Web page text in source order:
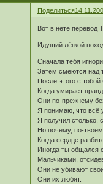
Поделиться
Вот в нете перевод
Идущий лёгкой
Сначала тебя
Затем смеются над
После этого с
Когда умирает
Они по-прежнему
Я понимаю, что всё
Я получил столько,
Но почему, по-
Когда сердце
Иногда ты общался
Мальчиками,
Они не убивают
Они их любят.